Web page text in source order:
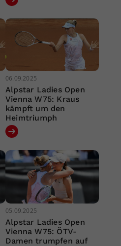
06.09.2025
Alpstar Ladies Open
Vienna W75: Kraus
kämpft um den
Heimtriumph
05.09.2025
Alpstar Ladies Open
Vienna W75: ÖTV-
Damen trumpfen auf